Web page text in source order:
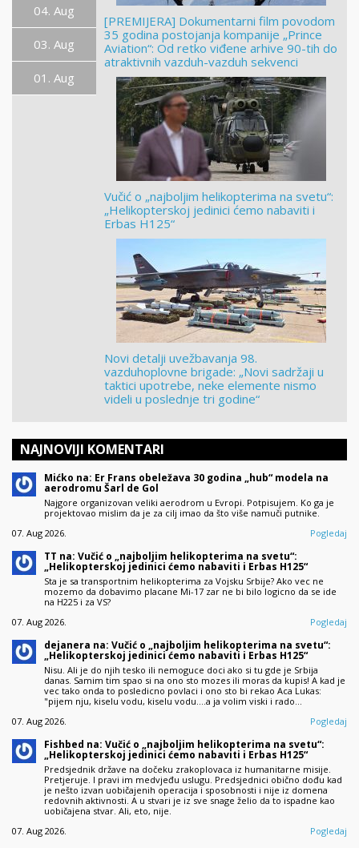
04. Aug
03. Aug
01. Aug
[PREMIJERA] Dokumentarni film povodom
35 godina postojanja kompanije „Prince
Aviation“: Od retko viđene arhive 90-tih do
atraktivnih vazduh-vazduh sekvenci
Vučić o „najboljim helikopterima na svetu“:
„Helikopterskoj jedinici ćemo nabaviti i
Erbas H125“
Novi detalji uvežbavanja 98.
vazduhoplovne brigade: „Novi sadržaji u
taktici upotrebe, neke elemente nismo
videli u poslednje tri godine“
NAJNOVIJI KOMENTARI
Mićko na: Er Frans obeležava 30 godina „hub“ modela na
aerodromu Šarl de Gol
Najgore organizovan veliki aerodrom u Evropi. Potpisujem. Ko ga je
projektovao mislim da je za cilj imao da što više namuči putnike.
07. Aug 2026.
Pogledaj
TT na: Vučić o „najboljim helikopterima na svetu“:
„Helikopterskoj jedinici ćemo nabaviti i Erbas H125“
Sta je sa transportnim helikopterima za Vojsku Srbije? Ako vec ne
mozemo da dobavimo placane Mi-17 zar ne bi bilo logicno da se ide
na H225 i za VS?
07. Aug 2026.
Pogledaj
dejanera na: Vučić o „najboljim helikopterima na svetu“:
„Helikopterskoj jedinici ćemo nabaviti i Erbas H125“
Nisu. Ali je do njih tesko ili nemoguce doci ako si tu gde je Srbija
danas. Samim tim spao si na ono sto mozes ili moras da kupis! A kad je
vec tako onda to posledicno povlaci i ono sto bi rekao Aca Lukas:
"pijem nju, kiselu vodu, kiselu vodu....a ja volim viski i rado…
07. Aug 2026.
Pogledaj
Fishbed na: Vučić o „najboljim helikopterima na svetu“:
„Helikopterskoj jedinici ćemo nabaviti i Erbas H125“
Predsjednik države na dočeku zrakoplovaca iz humanitarne misije.
Pretjeruje. I pravi im medvjeđu uslugu. Predsjednici obično dođu kad
je nešto izvan uobičajenih operacija i sposobnosti i nije iz domena
redovnih aktivnosti. A u stvari je iz sve snage želio da to ispadne kao
uobičajena stvar. Ali, eto, nije.
07. Aug 2026.
Pogledaj